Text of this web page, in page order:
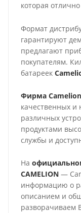
которая
Формат
гарантируют
предлагают
покупателям.
батареек
Фирма Camelion
качественных и
различных
продуктами
службы и
На
CAMELION—
информацию о
описанием и
разворачиваем